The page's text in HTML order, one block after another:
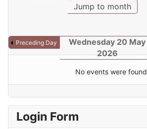
Jump to month
Preceding Day
Wednesday 20 May
2026
No events were found
Login Form